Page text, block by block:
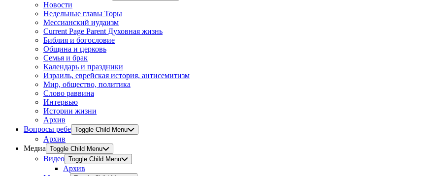
Новости
Недельные главы Торы
Мессианский иудаизм
Current Page Parent Духовная жизнь
Библия и богословие
Община и церковь
Семья и брак
Календарь и праздники
Израиль, еврейская история, антисемитизм
Мир, общество, политика
Слово раввина
Интервью
Истории жизни
Архив
Вопросы ребе Toggle Child Menu
Архив
Медиа Toggle Child Menu
Видео Toggle Child Menu
Архив